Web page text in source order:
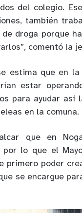
del colegio.
también
droga porque
comentó la
estima que en
estar
para ayudar así
en la comuna.
que en
por lo que el
primero poder
se encargue